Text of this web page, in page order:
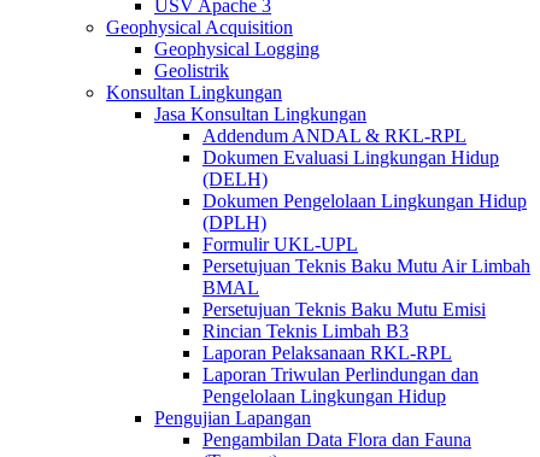
USV Apache 3
Geophysical Acquisition
Geophysical Logging
Geolistrik
Konsultan Lingkungan
Jasa Konsultan Lingkungan
Addendum ANDAL & RKL-RPL
Dokumen Evaluasi Lingkungan Hidup
(DELH)
Dokumen Pengelolaan Lingkungan Hidup
(DPLH)
Formulir UKL-UPL
Persetujuan Teknis Baku Mutu Air Limbah
BMAL
Persetujuan Teknis Baku Mutu Emisi
Rincian Teknis Limbah B3
Laporan Pelaksanaan RKL-RPL
Laporan Triwulan Perlindungan dan
Pengelolaan Lingkungan Hidup
Pengujian Lapangan
Pengambilan Data Flora dan Fauna